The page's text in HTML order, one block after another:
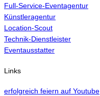
Full-Service-Eventagentur
Künstleragentur
Location-Scout
Technik-Dienstleister
Eventausstatter
Links
erfolgreich feiern auf Youtube